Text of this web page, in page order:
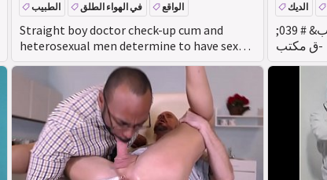
Straight boy doctor check-up cum and
heterosexual men determine to have sex
homosexual
الطبيب في الهواء الطلق الواقع
أصلع الولد يأخذ أول الديك في الطبيب& # 039;
ق مكتب-
الديك